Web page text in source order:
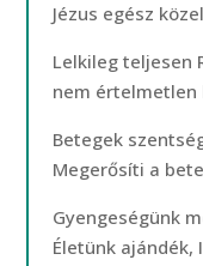
Jézus egész
Lelkileg teljesen
nem értelmetlen
Betegek
Megerősíti a
Gyengeségünk
Életünk